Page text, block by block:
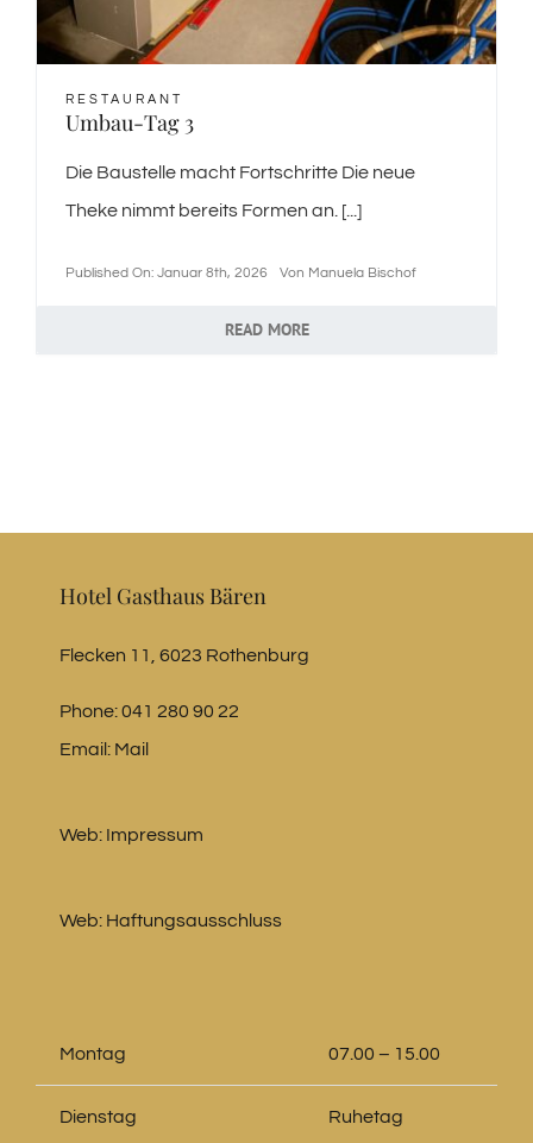
RESTAURANT
Umbau-Tag 3
Die Baustelle macht Fortschritte Die neue
Theke nimmt bereits Formen an. [...]
Published On: Januar 8th, 2026 Von Manuela Bischof
READ MORE
Hotel Gasthaus Bären
Flecken 11, 6023 Rothenburg
Phone:041 280 90 22
Email: Mail
Web: Impressum
Web: Haftungsausschluss
Montag 07.00 – 15.00
Dienstag Ruhetag